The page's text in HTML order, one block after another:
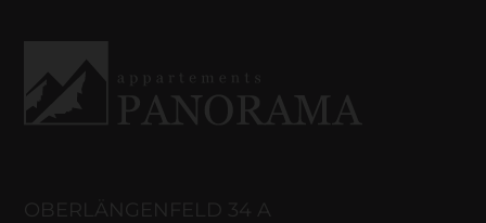
OBERLÄNGENFELD 34 A